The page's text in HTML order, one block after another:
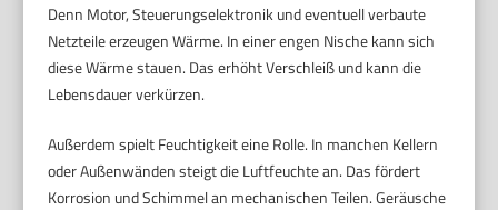
Denn Motor, Steuerungselektronik und eventuell verbaute
Netzteile erzeugen Wärme. In einer engen Nische kann sich
diese Wärme stauen. Das erhöht Verschleiß und kann die
Lebensdauer verkürzen.
Außerdem spielt Feuchtigkeit eine Rolle. In manchen Kellern
oder Außenwänden steigt die Luftfeuchte an. Das fördert
Korrosion und Schimmel an mechanischen Teilen. Geräusche